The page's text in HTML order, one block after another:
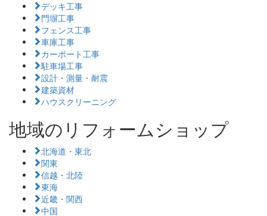
デッキ工事
門塀工事
フェンス工事
車庫工事
カーポート工事
駐車場工事
設計・測量・耐震
建築資材
ハウスクリーニング
地域のリフォームショップ
北海道・東北
関東
信越・北陸
東海
近畿・関西
中国